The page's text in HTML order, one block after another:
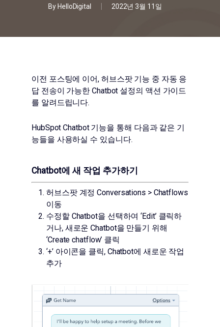
By HelloDigital 2022년 3월 11일
이전 포스팅에 이어, 허브스팟 기능 중 자동 응
답 전송이 가능한 Chatbot 설정의 액션 가이드
를 알려드립니다.
HubSpot Chatbot 기능을 통해 다음과 같은 기
능들을 사용하실 수 있습니다.
Chatbot에 새 작업 추가하기
허브스팟 계정 Conversations > Chatflows
이동
수정할 Chatbot을 선택하여 ‘Edit’ 클릭하
거나, 새로운 Chatbot을 만들기 위해
‘Create chatflow’ 클릭
‘+’ 아이콘을 클릭, Chatbot에 새로운 작업
추가